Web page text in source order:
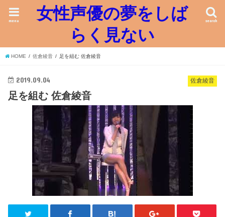
女性声優の夢をしば
らく見ない
search
menu
HOME 佐倉綾音 足を組む 佐倉綾音
佐倉綾音
2019.09.04
足を組む 佐倉綾音